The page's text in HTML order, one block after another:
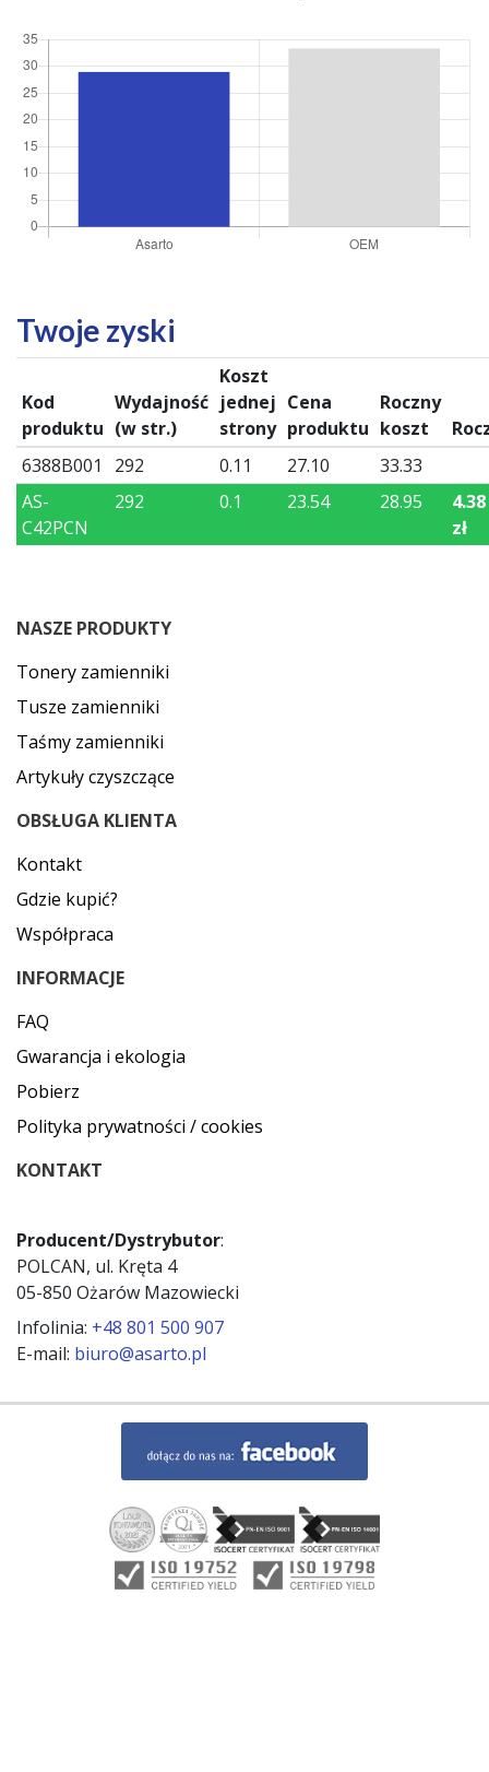
Twoje zyski
Kod
produktu
Wydajność
(w str.)
Koszt
jednej
strony
Cena
produktu
Roczny
koszt
6388B001
292 0.11 27.10
33.33
AS-
C42PCN
292 0.1 23.54 28.95
4.38
zł
NASZE PRODUKTY
Tonery zamienniki
Tusze zamienniki
Taśmy zamienniki
Artykuły czyszczące
OBSŁUGA KLIENTA
Kontakt
Gdzie kupić?
Współpraca
INFORMACJE
FAQ
Gwarancja i ekologia
Pobierz
Polityka prywatności / cookies
KONTAKT
Producent/Dystrybutor:
POLCAN, ul. Kręta 4
05-850 Ożarów Mazowiecki
Infolinia: +48 801 500 907
E-mail: biuro@asarto.pl